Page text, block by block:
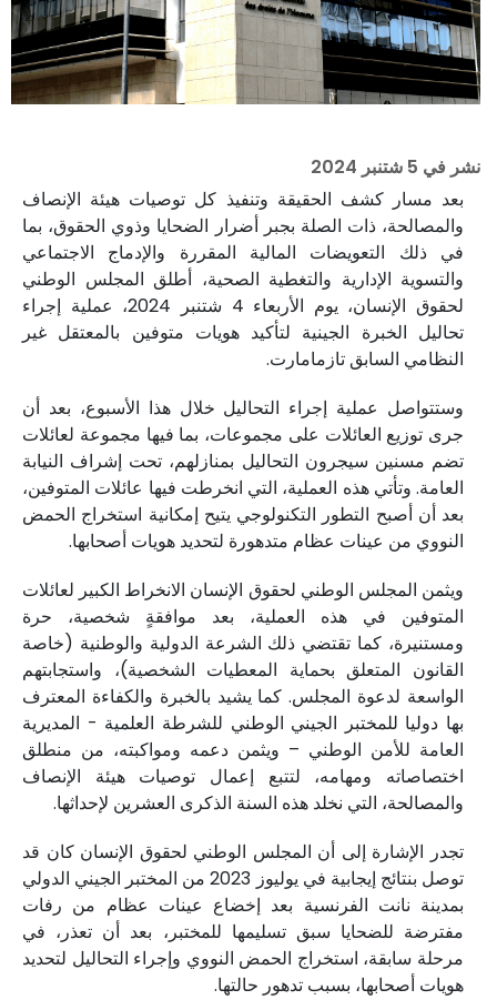
نشر في 5 شتنبر 2024
بعد مسار كشف الحقيقة وتنفيذ كل توصيات هيئة الإنصاف
والمصالحة، ذات الصلة بجبر أضرار الضحايا وذوي الحقوق، بما
في ذلك التعويضات المالية المقررة والإدماج الاجتماعي
والتسوية الإدارية والتغطية الصحية، أطلق المجلس الوطني
لحقوق الإنسان، يوم الأربعاء 4 شتنبر 2024، عملية إجراء
تحاليل الخبرة الجينية لتأكيد هويات متوفين بالمعتقل غير
النظامي السابق تازمامارت.
وستتواصل عملية إجراء التحاليل خلال هذا الأسبوع، بعد أن
جرى توزيع العائلات على مجموعات، بما فيها مجموعة لعائلات
تضم مسنين سيجرون التحاليل بمنازلهم، تحت إشراف النيابة
العامة. وتأتي هذه العملية، التي انخرطت فيها عائلات المتوفين،
بعد أن أصبح التطور التكنولوجي يتيح إمكانية استخراج الحمض
النووي من عينات عظام متدهورة لتحديد هويات أصحابها.
ويثمن المجلس الوطني لحقوق الإنسان الانخراط الكبير لعائلات
المتوفين في هذه العملية، بعد موافقةٍ شخصية، حرة
ومستنيرة، كما تقتضي ذلك الشرعة الدولية والوطنية (خاصة
القانون المتعلق بحماية المعطيات الشخصية)، واستجابتهم
الواسعة لدعوة المجلس. كما يشيد بالخبرة والكفاءة المعترف
بها دوليا للمختبر الجيني الوطني للشرطة العلمية - المديرية
العامة للأمن الوطني – ويثمن دعمه ومواكبته، من منطلق
اختصاصاته ومهامه، لتتبع إعمال توصيات هيئة الإنصاف
والمصالحة، التي نخلد هذه السنة الذكرى العشرين لإحداثها.
تجدر الإشارة إلى أن المجلس الوطني لحقوق الإنسان كان قد
توصل بنتائج إيجابية في يوليوز 2023 من المختبر الجيني الدولي
بمدينة نانت الفرنسية بعد إخضاع عينات عظام من رفات
مفترضة للضحايا سبق تسليمها للمختبر، بعد أن تعذر، في
مرحلة سابقة، استخراج الحمض النووي وإجراء التحاليل لتحديد
هويات أصحابها، بسبب تدهور حالتها.